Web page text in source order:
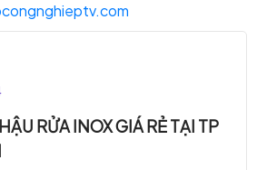
RỬA INOX GIÁ RẺ TẠI TP